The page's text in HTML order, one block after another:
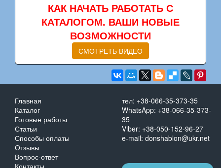
КАК НАЧАТЬ РАБОТАТЬ С
КАТАЛОГОМ. ВАШИ НОВЫЕ
ВОЗМОЖНОСТИ
СМОТРЕТЬ ВИДЕО
Главная
Каталог
Готовые работы
Статьи
Способы оплаты
Отзывы
Вопрос-ответ
тел: +38-066-35-373-35
WhatsApp: +38-066-35-373-
35
Viber: +38-050-152-96-27
e-mail: donshablon@ukr.net